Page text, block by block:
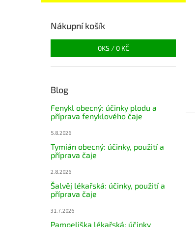
Nákupní košík
0KS / 0 KČ
Blog
Fenykl obecný: účinky plodu a
příprava fenyklového čaje
5.8.2026
Tymián obecný: účinky, použití a
příprava čaje
2.8.2026
Šalvěj lékařská: účinky, použití a
příprava čaje
31.7.2026
Pampeliška lékařská: účinky